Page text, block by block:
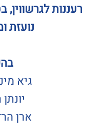
רעננות
נועזת
גיא
ארן